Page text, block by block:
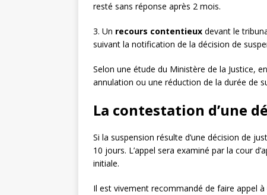
resté sans réponse après 2 mois.
3. Un recours contentieux devant le
suivant la notification de la décision de
Selon une étude du Ministère de la Justice,
annulation ou une réduction de la durée de
La contestation d’une
Si la suspension résulte d’une décision de
10 jours. L’appel sera examiné par la cour
initiale.
Il est vivement recommandé de faire appel à